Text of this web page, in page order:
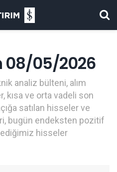
08/05/2026
analiz bülteni, alım
kısa ve orta vadeli son
satılan hisseler ve
bugün endeksten pozitif
hisseler